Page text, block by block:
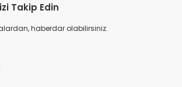
Takip Edin
haberdar olabilirsiniz.